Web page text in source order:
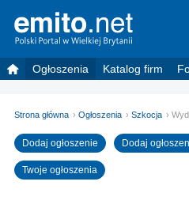
Ogłoszenia Katalog firm
Strona główna Ogłoszenia Szkocja
Dodaj ogłoszenie Dodaj
Twoje ogłoszenia